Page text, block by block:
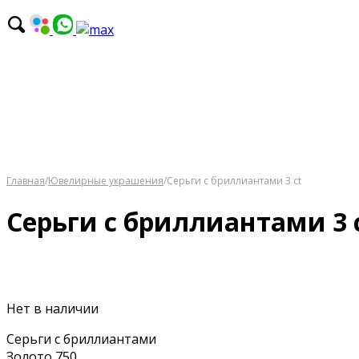
Главная/Ювелирные украшения/Серьги с бриллиантами 3 ct
Серьги с бриллиантами 3
Нет в наличии
Серьги с бриллиантами